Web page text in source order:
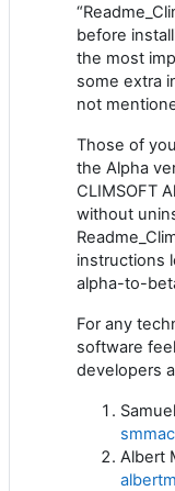
before
the most
some extra
not
Those of
the Alpha
CLIMSOFT
without
instructions
alpha-to-
For any
software
developers
Albert